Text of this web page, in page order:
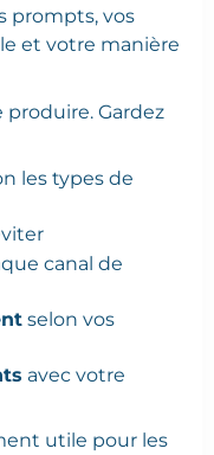
prompts, vos
et votre manière
Gardez
les types de
canal de
selon vos
avec votre
utile pour les